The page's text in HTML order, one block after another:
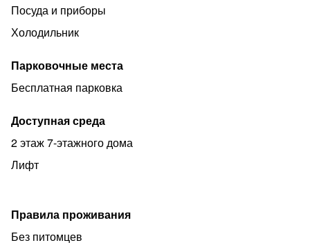
Посуда и приборы
Холодильник
Парковочные места
Бесплатная парковка
Доступная среда
2 этаж 7-этажного дома
Лифт
Правила проживания
Без питомцев